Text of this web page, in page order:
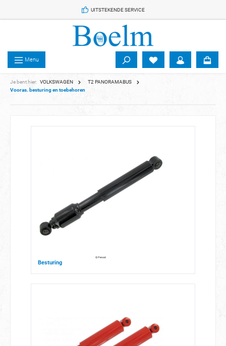
UITSTEKENDE SERVICE
Menu
Je bent hier: VOLKSWAGEN
T2 PANORAMABUS
Vooras. besturing en toebehoren
Besturing